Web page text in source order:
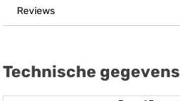
Reviews
Technische gegevens